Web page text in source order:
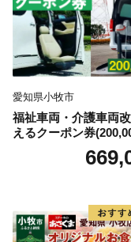
愛知県小牧市
福祉車両・介護車両
えるクーポン券